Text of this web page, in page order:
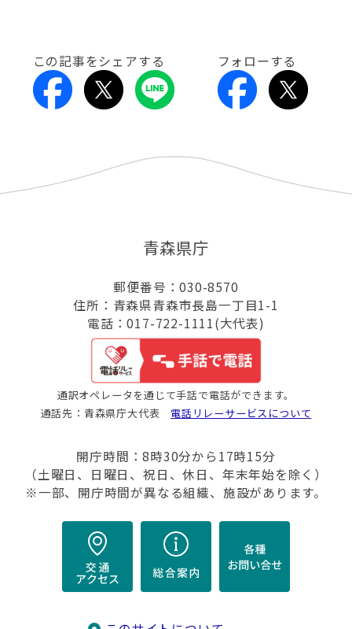
この記事をシェアする フォローする
青森県庁
郵便番号：030-8570
住所：青森県青森市長島一丁目1-1
電話：017-722-1111(大代表)
通訳オペレータを通じて手話で電話ができます。
通話先：青森県庁大代表 電話リレーサービスについて
開庁時間：8時30分から17時15分
（土曜日、日曜日、祝日、休日、年末年始を除く）
※一部、開庁時間が異なる組織、施設があります。